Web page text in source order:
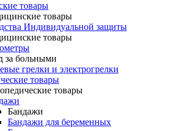
товары
товары
Индивидуальной защиты
товары
за больными
грелки и электрогрелки
товары
товары
Бандажи
Бандажи для беременных